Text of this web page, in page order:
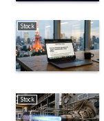
Stock
Stock